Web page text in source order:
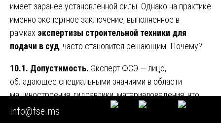
имеет заранее установленной силы. Однако на практике
именно экспертное заключение, выполненное в
рамках экспертизы строительной техники для
подачи в суд, часто становится решающим. Почему?
10.1. Допустимость. Эксперт ФСЭ — лицо,
обладающее специальными знаниями в области
машиностроения, гидравлики, материаловедения, что
подтверждено профильным высшим образованием,
info@fse.ms